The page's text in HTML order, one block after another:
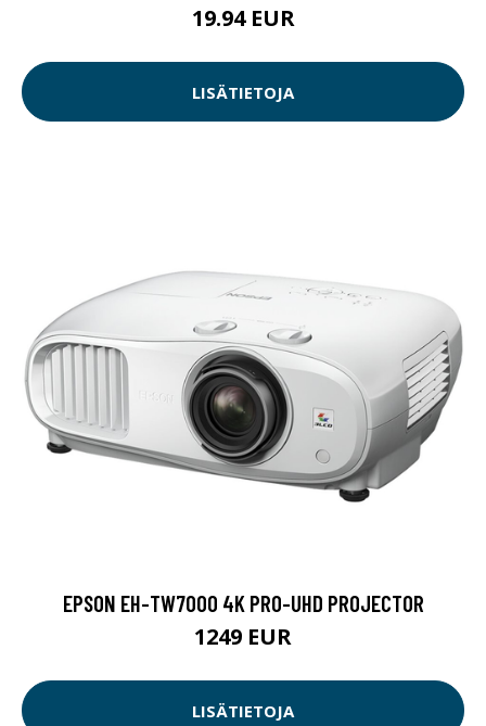
19.94 EUR
LISÄTIETOJA
EPSON EH-TW7000 4K PRO-UHD PROJECTOR
1249 EUR
LISÄTIETOJA